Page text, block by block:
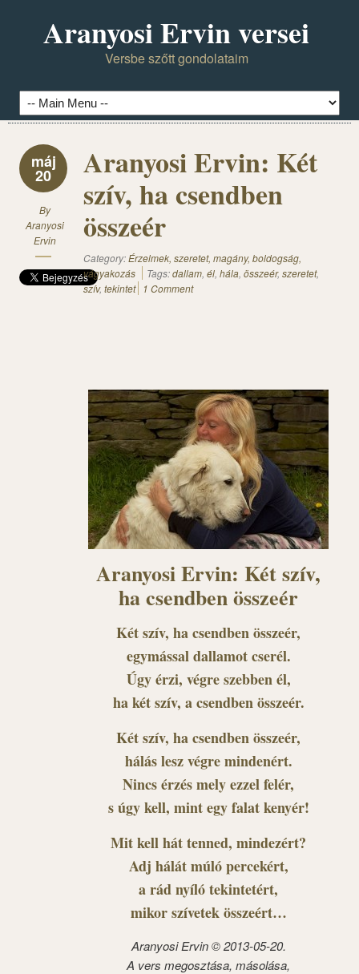
Aranyosi Ervin versei
Versbe szőtt gondolataim
máj
20
By
Aranyosi
Ervin
Aranyosi Ervin: Két
szív, ha csendben
összeér
Category:Érzelmek, szeretet, magány, boldogság,
vágyakozás
Tags:dallam, él, hála, összeér, szeretet,
szív, tekintet 1 Comment
Aranyosi Ervin: Két szív,
ha csendben összeér
Két szív, ha csendben összeér,
egymással dallamot cserél.
Úgy érzi, végre szebben él,
ha két szív, a csendben összeér.
Két szív, ha csendben összeér,
hálás lesz végre mindenért.
Nincs érzés mely ezzel felér,
s úgy kell, mint egy falat kenyér!
Mit kell hát tenned, mindezért?
Adj hálát múló percekért,
a rád nyíló tekintetért,
mikor szívetek összeért…
Aranyosi Ervin © 2013-05-20.
A vers megosztása, másolása,